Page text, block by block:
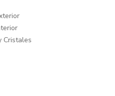
Cristales